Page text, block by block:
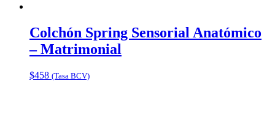
Colchón Spring Sensorial Anatómico
– Matrimonial
$458 (Tasa BCV)